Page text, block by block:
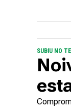
SUBIU NO